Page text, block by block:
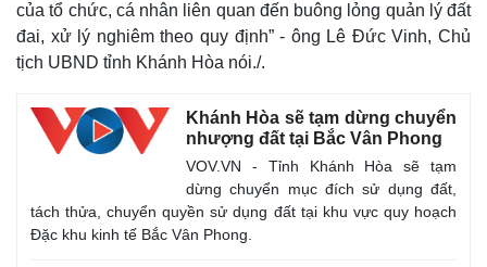
của tổ chức, cá nhân liên quan đến buông lỏng quản lý đất
đai, xử lý nghiêm theo quy định” - ông Lê Đức Vinh, Chủ
tịch UBND tỉnh Khánh Hòa nói./.
Khánh Hòa sẽ tạm dừng chuyển
nhượng đất tại Bắc Vân Phong
VOV.VN - Tỉnh Khánh Hòa sẽ tạm
dừng chuyển mục đích sử dụng đất,
tách thửa, chuyển quyền sử dụng đất tại khu vực quy hoạch
Đặc khu kinh tế Bắc Vân Phong.